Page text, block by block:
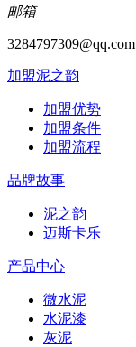
邮箱
3284797309@qq.com
加盟泥之韵
加盟优势
加盟条件
加盟流程
品牌故事
泥之韵
迈斯卡乐
产品中心
微水泥
水泥漆
灰泥